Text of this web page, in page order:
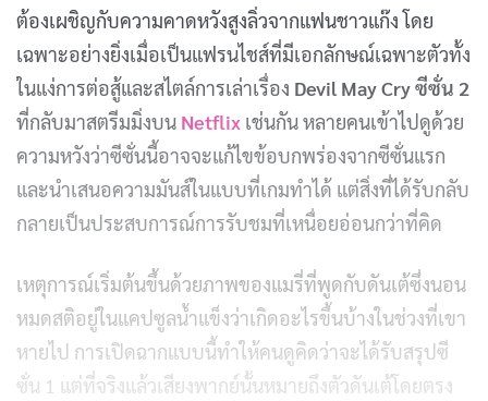
ต้องเผชิญกับความคาดหวังสูงลิ่วจากแฟนชาวแก๊ง โดย
เฉพาะอย่างยิ่งเมื่อเป็นแฟรนไชส์ที่มีเอกลักษณ์เฉพาะตัวทั้ง
ในแง่การต่อสู้และสไตล์การเล่าเรื่อง Devil May Cry ซีซั่น 2
ที่กลับมาสตรีมมิ่งบน Netflix เช่นกัน หลายคนเข้าไปดูด้วย
ความหวังว่าซีซั่นนี้อาจจะแก้ไขข้อบกพร่องจากซีซั่นแรก
และนำเสนอความมันส์ในแบบที่เกมทำได้ แต่สิ่งที่ได้รับกลับ
กลายเป็นประสบการณ์การรับชมที่เหนื่อยอ่อนกว่าที่คิด
เหตุการณ์เริ่มต้นขึ้นด้วยภาพของแมรี่ที่พูดกับดันเต้ซึ่งนอน
หมดสติอยู่ในแคปซูลน้ำแข็งว่าเกิดอะไรขึ้นบ้างในช่วงที่เขา
หายไป การเปิดฉากแบบนี้ทำให้คนดูคิดว่าจะได้รับสรุปซี
ซั่น 1 แต่ที่จริงแล้วเสียงพากย์นั้นหมายถึงตัวดันเต้โดยตรง